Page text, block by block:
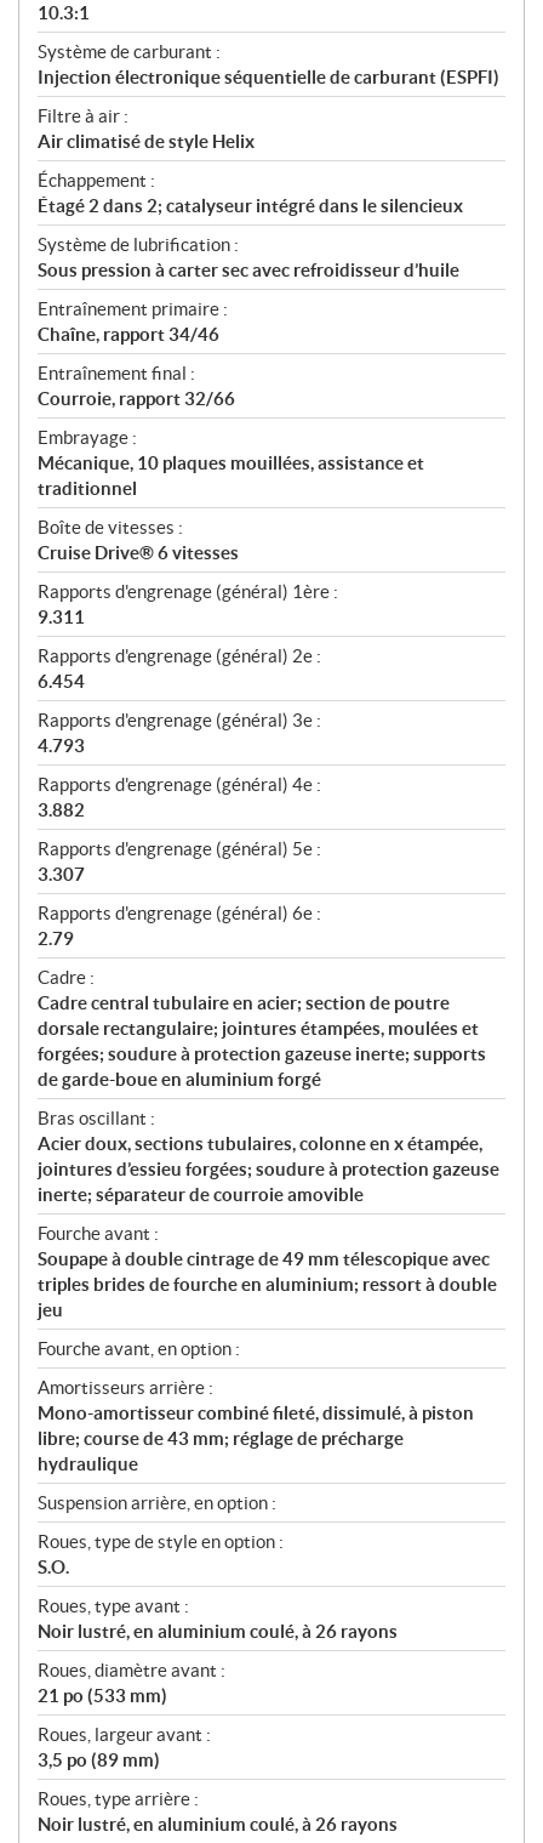
10.3:1
Système de carburant :
Injection électronique séquentielle de carburant (ESPFI)
Filtre à air :
Air climatisé de style Helix
Échappement :
Étagé 2 dans 2; catalyseur intégré dans le silencieux
Système de lubrification :
Sous pression à carter sec avec refroidisseur d’huile
Entraînement primaire :
Chaîne, rapport 34/46
Entraînement final :
Courroie, rapport 32/66
Embrayage :
Mécanique, 10 plaques mouillées, assistance et
traditionnel
Boîte de vitesses :
Cruise Drive® 6 vitesses
Rapports d'engrenage (général) 1ère :
9.311
Rapports d'engrenage (général) 2e :
6.454
Rapports d'engrenage (général) 3e :
4.793
Rapports d'engrenage (général) 4e :
3.882
Rapports d'engrenage (général) 5e :
3.307
Rapports d'engrenage (général) 6e :
2.79
Cadre :
Cadre central tubulaire en acier; section de poutre
dorsale rectangulaire; jointures étampées, moulées et
forgées; soudure à protection gazeuse inerte; supports
de garde-boue en aluminium forgé
Bras oscillant :
Acier doux, sections tubulaires, colonne en x étampée,
jointures d’essieu forgées; soudure à protection gazeuse
inerte; séparateur de courroie amovible
Fourche avant :
Soupape à double cintrage de 49 mm télescopique avec
triples brides de fourche en aluminium; ressort à double
jeu
Fourche avant, en option :
Amortisseurs arrière :
Mono-amortisseur combiné fileté, dissimulé, à piston
libre; course de 43 mm; réglage de précharge
hydraulique
Suspension arrière, en option :
Roues, type de style en option :
S.O.
Roues, type avant :
Noir lustré, en aluminium coulé, à 26 rayons
Roues, diamètre avant :
21 po (533 mm)
Roues, largeur avant :
3,5 po (89 mm)
Roues, type arrière :
Noir lustré, en aluminium coulé, à 26 rayons